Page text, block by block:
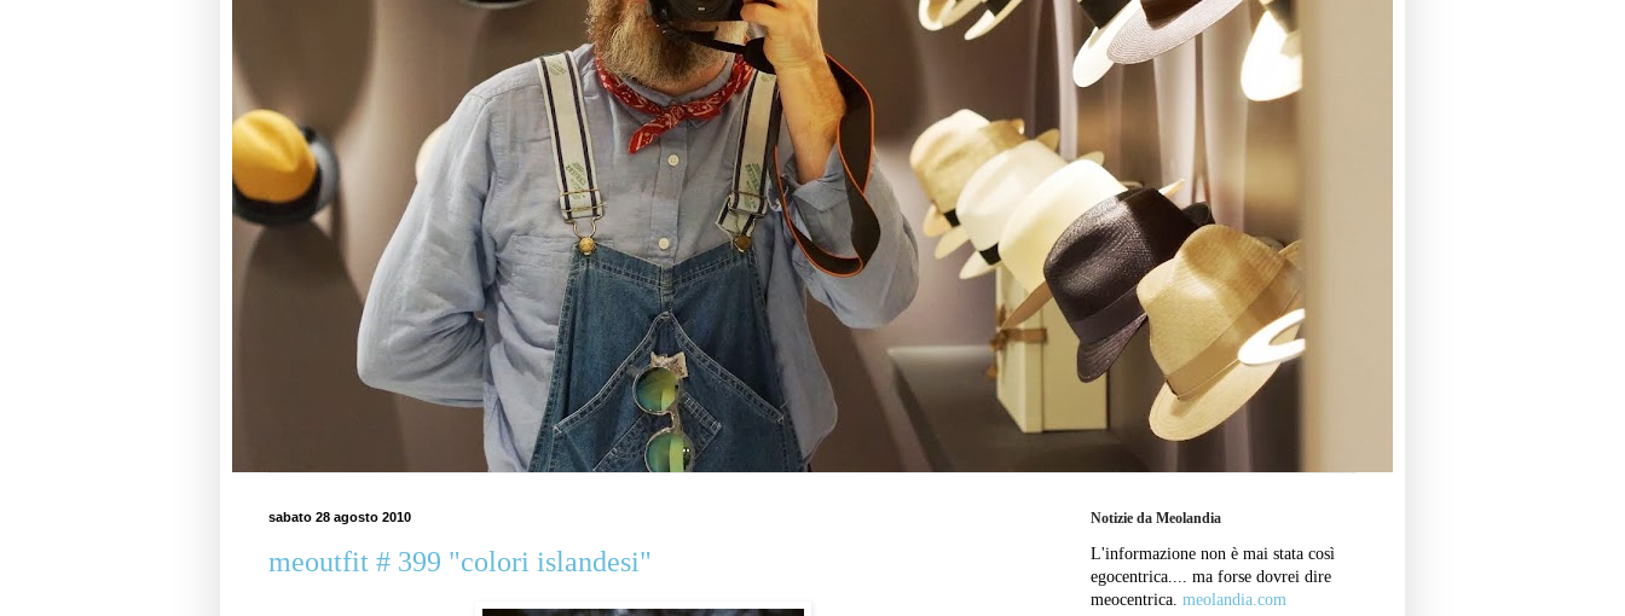
sabato 28 agosto 2010
meoutfit # 399 "colori islandesi"
Notizie da Meolandia
L'informazione non è mai stata così
egocentrica.... ma forse dovrei dire
meocentrica. meolandia.com